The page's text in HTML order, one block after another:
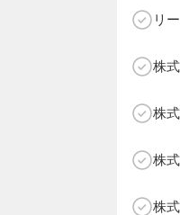
リ
株
株
株
株